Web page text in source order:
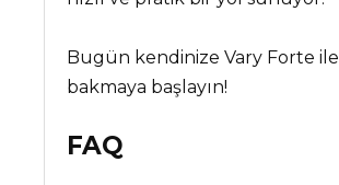
Bugün kendinize Vary Forte ile
bakmaya başlayın!
FAQ